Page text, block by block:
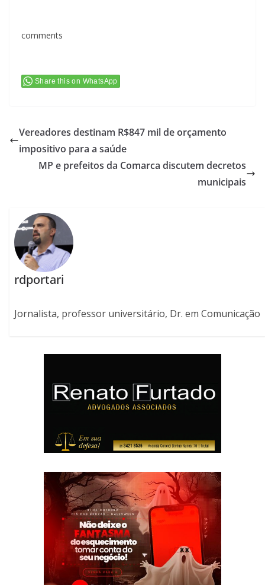
comments
Share this on WhatsApp
Vereadores destinam R$847 mil de orçamento
impositivo para a saúde
MP e prefeitos da Comarca discutem decretos
municipais
rdportari
Jornalista, professor universitário, Dr. em Comunicação